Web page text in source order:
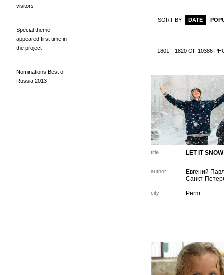
visitors
Special theme
appeared first time in
the project
Nominations Best of
Russia 2013
SORT BY: DATE
1801—1820 OF 10386
66 67 68 78 79 80 81 82 83
title LET IT SNOW
author
Евгений
Санкт-
city Perm